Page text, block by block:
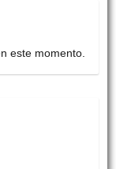
este momento.